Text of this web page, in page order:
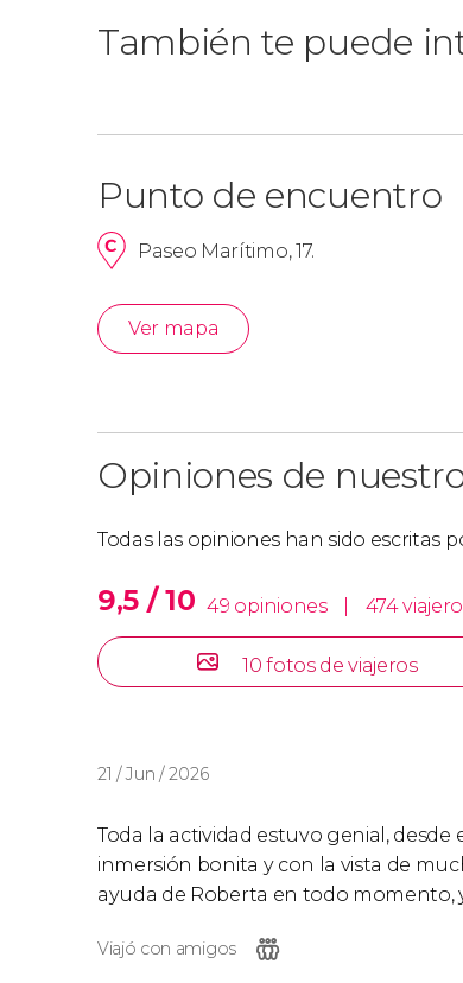
También te puede
Punto de encuentro
Paseo Marítimo, 17.
Ver mapa
Opiniones de
Todas las opiniones han sido escritas
9,5 / 10 49 opiniones 474
10 fotos de viajeros
21 / Jun / 2026
Toda la actividad estuvo genial,
inmersión bonita y con la vista de
ayuda de Roberta en todo momento,
Viajó con amigos